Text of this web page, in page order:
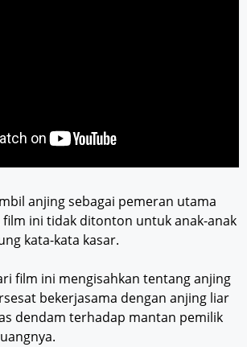
anjing sebagai pemeran utama
film ini tidak ditonton untuk anak-anak
kata-kata kasar.
film ini mengisahkan tentang anjing
bekerjasama dengan anjing liar
dendam terhadap mantan pemilik